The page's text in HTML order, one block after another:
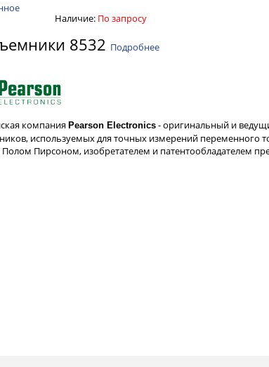
Наличие: По запросу
8532 Подробнее
компания Pearson Electronics - оригинальный и
используемых для точных измерений переменного
Пирсоном, изобретателем и патентообладателем